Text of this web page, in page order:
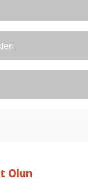
bozuk veya
Olun